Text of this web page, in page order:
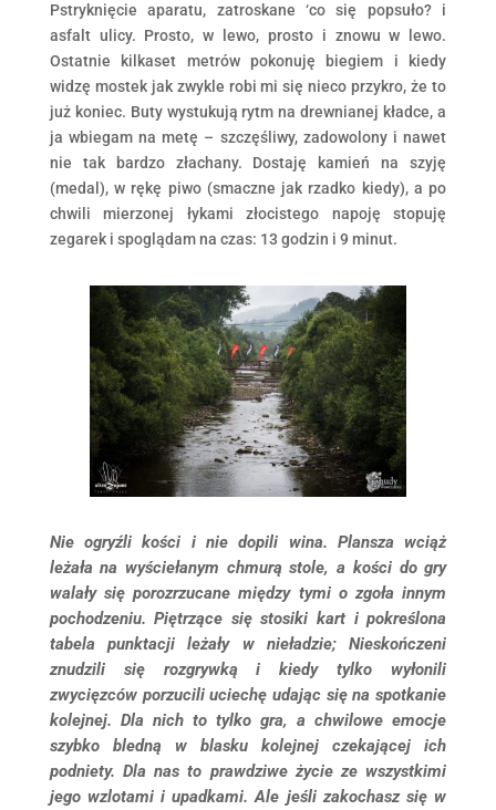
Pstryknięcie aparatu, zatroskane ‘co się popsuło? i
asfalt ulicy. Prosto, w lewo, prosto i znowu w lewo.
Ostatnie kilkaset metrów pokonuję biegiem i kiedy
widzę mostek jak zwykle robi mi się nieco przykro, że to
już koniec. Buty wystukują rytm na drewnianej kładce, a
ja wbiegam na metę – szczęśliwy, zadowolony i nawet
nie tak bardzo złachany. Dostaję kamień na szyję
(medal), w rękę piwo (smaczne jak rzadko kiedy), a po
chwili mierzonej łykami złocistego napoję stopuję
zegarek i spoglądam na czas: 13 godzin i 9 minut.
Nie ogryźli kości i nie dopili wina. Plansza wciąż
leżała na wyściełanym chmurą stole, a kości do gry
walały się porozrzucane między tymi o zgoła innym
pochodzeniu. Piętrzące się stosiki kart i pokreślona
tabela punktacji leżały w nieładzie; Nieskończeni
znudzili się rozgrywką i kiedy tylko wyłonili
zwycięzców porzucili uciechę udając się na spotkanie
kolejnej. Dla nich to tylko gra, a chwilowe emocje
szybko bledną w blasku kolejnej czekającej ich
podniety. Dla nas to prawdziwe życie ze wszystkimi
jego wzlotami i upadkami. Ale jeśli zakochasz się w